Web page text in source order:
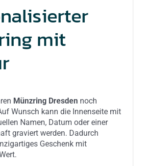
mit
Münzring Dresden noch
Wunsch kann die Innenseite mit
Namen, Datum oder einer
graviert werden. Dadurch
Geschenk mit